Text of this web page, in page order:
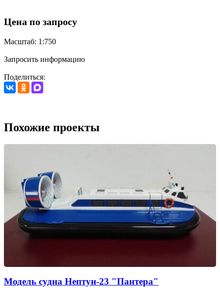
Цена по запросу
Масштаб: 1:750
Запросить информацию
Поделиться:
Похожие проекты
Модель судна Нептун-23 "Пантера"